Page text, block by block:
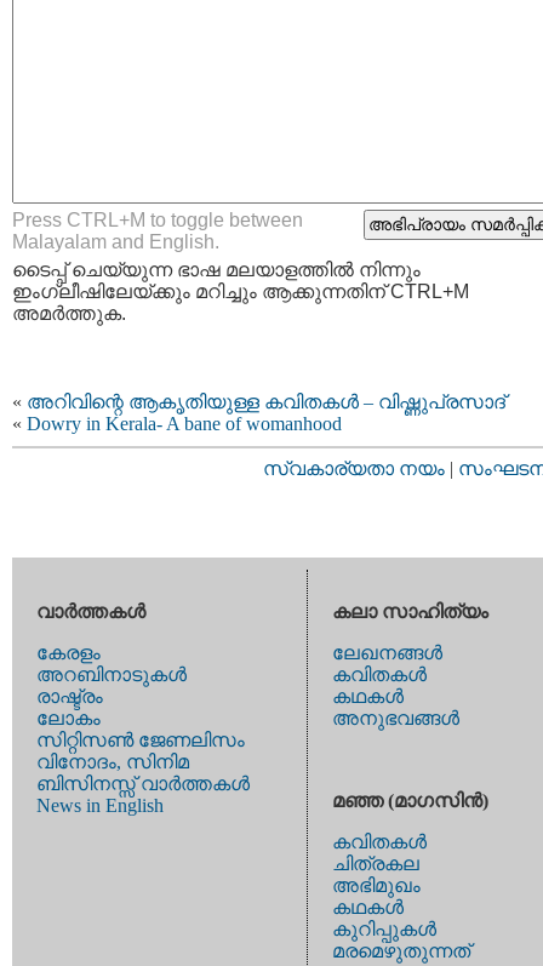
Press CTRL+M to toggle between
Malayalam and English.
ടൈപ്പ്‌ ചെയ്യുന്ന ഭാഷ മലയാളത്തില്‍ നിന്നും
ഇംഗ്ലീഷിലേയ്ക്കും മറിച്ചും ആക്കുന്നതിന് CTRL+M
അമര്‍ത്തുക.
« അറിവിന്റെ ആകൃതിയുള്ള കവിതകള്‍ – വിഷ്ണുപ്രസാദ്
« Dowry in Kerala- A bane of womanhood
സ്വകാര്യതാ നയം |
വാര്‍ത്തകള്‍
കേരളം
അറബിനാടുകള്‍
രാഷ്ട്രം
ലോകം
സിറ്റിസണ്‍ ജേണലിസം
വിനോദം, സിനിമ
ബിസിനസ്സ് വാര്‍ത്തകള്‍
News in English
കലാ സാഹിത്യം
ലേഖനങ്ങള്‍
കവിതകള്‍
കഥകള്‍
അനുഭവങ്ങള്‍
മഞ്ഞ (മാഗസിന്‍)
കവിതകള്‍
ചിത്രകല
അഭിമുഖം
കഥകള്‍
കുറിപ്പുകള്‍
മരമെഴുതുന്നത്